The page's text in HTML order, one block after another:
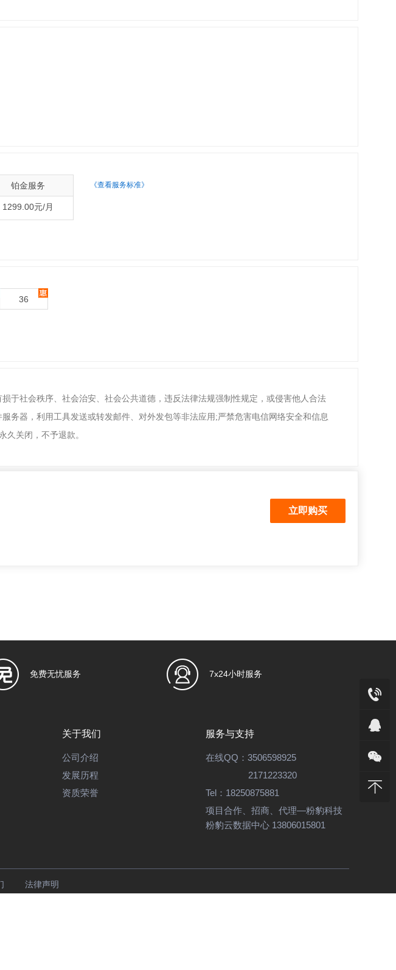
铂金服务
1299.00元/月
《查看服务标准》
36
于社会秩序、社会治安、社会公共道德，违反法律法规强制性规定，或侵害他人合法
务器，利用工具发送或转发邮件、对外发包等非法应用;严禁危害电信网络安全和信息
久关闭，不予退款。
免费无忧服务 7x24小时服务
关于我们
公司介绍
发展历程
资质荣誉
服务与支持
在线QQ： 3506598925
2171223320
Tel： 18250875881
项目合作、招商、代理—粉豹科技
粉豹云数据中心 13806015801
法律声明